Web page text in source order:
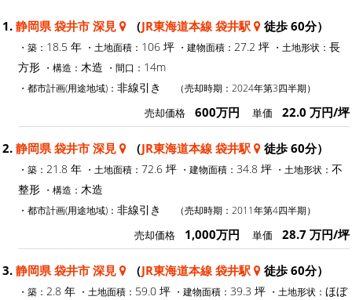
1. 静岡県 袋井市 深見 （JR東海道本線 袋井駅 徒歩 60分）
・築： 18.5 年 ・土地面積： 106 坪 ・建物面積： 27.2 坪 ・土地形状： 長
方形 ・構造： 木造 ・間口： 14m
・都市計画(用途地域)： 非線引き （売却時期：2024年第3四半期）
売却価格 600万円 単価 22.0 万円/坪
2. 静岡県 袋井市 深見 （JR東海道本線 袋井駅 徒歩 60分）
・築： 21.8 年 ・土地面積： 72.6 坪 ・建物面積： 34.8 坪 ・土地形状： 不
整形 ・構造： 木造
・都市計画(用途地域)： 非線引き （売却時期：2011年第4四半期）
売却価格 1,000万円 単価 28.7 万円/坪
3. 静岡県 袋井市 深見 （JR東海道本線 袋井駅 徒歩 60分）
・築： 2.8 年 ・土地面積： 59.0 坪 ・建物面積： 39.3 坪 ・土地形状： ほぼ